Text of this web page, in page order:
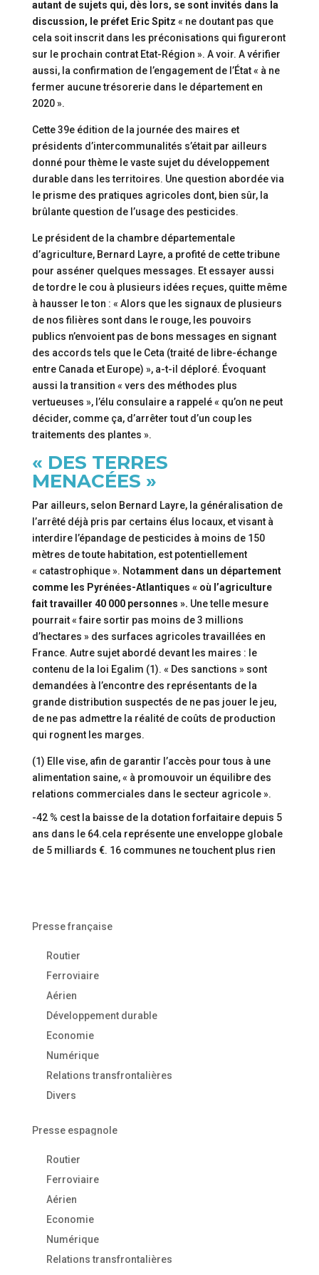
autant de sujets qui, dès lors, se sont invités dans la
discussion, le préfet Eric Spitz « ne doutant pas que
cela soit inscrit dans les préconisations qui figureront
sur le prochain contrat Etat-Région ». A voir. A vérifier
aussi, la confirmation de l’engagement de l’État « à ne
fermer aucune trésorerie dans le département en
2020 ».
Cette 39e édition de la journée des maires et
présidents d’intercommunalités s’était par ailleurs
donné pour thème le vaste sujet du développement
durable dans les territoires. Une question abordée via
le prisme des pratiques agricoles dont, bien sûr, la
brûlante question de l’usage des pesticides.
Le président de la chambre départementale
d’agriculture, Bernard Layre, a profité de cette tribune
pour asséner quelques messages. Et essayer aussi
de tordre le cou à plusieurs idées reçues, quitte même
à hausser le ton : « Alors que les signaux de plusieurs
de nos filières sont dans le rouge, les pouvoirs
publics n’envoient pas de bons messages en signant
des accords tels que le Ceta (traité de libre-échange
entre Canada et Europe) », a-t-il déploré. Évoquant
aussi la transition « vers des méthodes plus
vertueuses », l’élu consulaire a rappelé « qu’on ne peut
décider, comme ça, d’arrêter tout d’un coup les
traitements des plantes ».
« DES TERRES
MENACÉES »
Par ailleurs, selon Bernard Layre, la généralisation de
l’arrêté déjà pris par certains élus locaux, et visant à
interdire l’épandage de pesticides à moins de 150
mètres de toute habitation, est potentiellement
« catastrophique ». Notamment dans un département
comme les Pyrénées-Atlantiques « où l’agriculture
fait travailler 40 000 personnes ». Une telle mesure
pourrait « faire sortir pas moins de 3 millions
d’hectares » des surfaces agricoles travaillées en
France. Autre sujet abordé devant les maires : le
contenu de la loi Egalim (1). « Des sanctions » sont
demandées à l’encontre des représentants de la
grande distribution suspectés de ne pas jouer le jeu,
de ne pas admettre la réalité de coûts de production
qui rognent les marges.
(1) Elle vise, afin de garantir l’accès pour tous à une
alimentation saine, « à promouvoir un équilibre des
relations commerciales dans le secteur agricole ».
-42 % cest la baisse de la dotation forfaitaire depuis 5
ans dans le 64.cela représente une enveloppe globale
de 5 milliards €. 16 communes ne touchent plus rien
Presse française
Routier
Ferroviaire
Aérien
Développement durable
Economie
Numérique
Relations transfrontalières
Divers
Presse espagnole
Routier
Ferroviaire
Aérien
Economie
Numérique
Relations transfrontalières